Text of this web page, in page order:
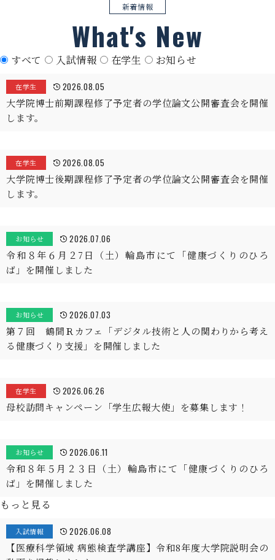
新着情報
What's New
すべて 入試情報 在学生 お知らせ
在学生 2026.08.05
大学院博士前期課程修了予定者の学位論文公開審査会を開催
します。
在学生 2026.08.05
大学院博士後期課程修了予定者の学位論文公開審査会を開催
します。
お知らせ 2026.07.06
令和８年６月２7日（土）輪島市にて「健康づくりのひろ
ば」を開催しました
お知らせ 2026.07.03
第７回 鶴間Ｒカフェ「デジタル技術と人の関わりから考え
る健康づくり支援」を開催しました
在学生 2026.06.26
母校訪問キャンペーン「学生広報大使」を募集します！
お知らせ 2026.06.11
令和８年５月２３日（土）輪島市にて「健康づくりのひろ
ば」を開催しました
もっと見る
入試情報 2026.06.08
【医療科学領域 病態検査学講座】令和8年度大学院説明会の